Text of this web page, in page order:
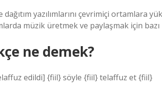
yazılımlarını çevrimiçi ortamlara
müzik üretmek ve paylaşmak için
ne demek?
edildi] {fiil} söyle {fiil} telaffuz et {fiil}